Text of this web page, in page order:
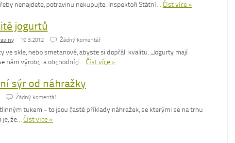
nenajdete, potravinu nekupujte. Inspektoři Státní…Číst více »
jogurtů
19.3.2012 Źádný komentář
ve skle, nebo smetanové, abyste si dopřáli kvalitu. „Jogurty mají
nám výrobci a obchodníci…Číst více »
sýr od náhražky
Źádný komentář
tukem – to jsou časté příklady náhražek, se kterými se na trhu
je, že…Číst více »
Na tyto a mnohé další problémy existuje
osvědčená rada – zvyšte příjem vlákniny.